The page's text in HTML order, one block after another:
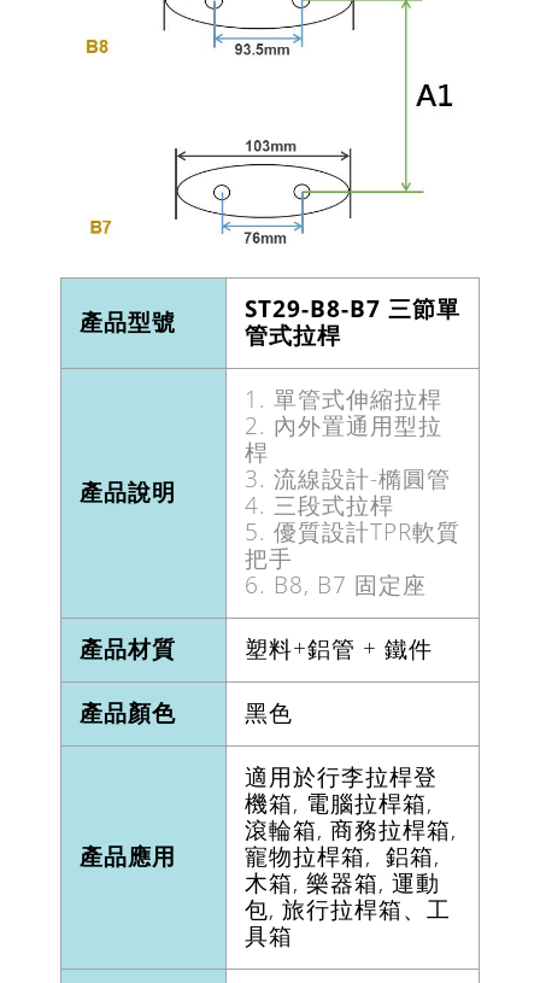
產品型號
ST29-B8-B7 三節單
管式拉桿
產品說明
1. 單管式伸縮拉桿
2. 內外置通用型拉
桿
3. 流線設計-橢圓管
4. 三段式拉桿
5. 優質設計TPR軟質
把手
6. B8, B7 固定座
產品材質 塑料+鋁管 + 鐵件
產品顏色 黑色
產品應用
適用於行李拉桿登
機箱, 電腦拉桿箱,
滾輪箱, 商務拉桿箱,
寵物拉桿箱, 鋁箱,
木箱, 樂器箱, 運動
包, 旅行拉桿箱、工
具箱